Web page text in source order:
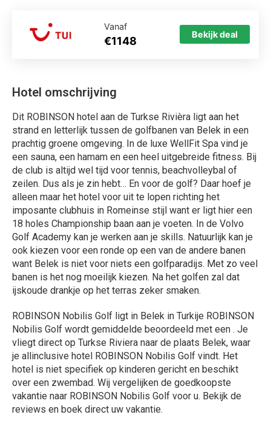
Hotel omschrijving
Dit ROBINSON hotel aan de Turkse Rivièra ligt aan het
strand en letterlijk tussen de golfbanen van Belek in een
prachtig groene omgeving. In de luxe WellFit Spa vind je
een sauna, een hamam en een heel uitgebreide fitness. Bij
de club is altijd wel tijd voor tennis, beachvolleybal of
zeilen. Dus als je zin hebt… En voor de golf? Daar hoef je
alleen maar het hotel voor uit te lopen richting het
imposante clubhuis in Romeinse stijl want er ligt hier een
18 holes Championship baan aan je voeten. In de Volvo
Golf Academy kan je werken aan je skills. Natuurlijk kan je
ook kiezen voor een ronde op een van de andere banen
want Belek is niet voor niets een golfparadijs. Met zo veel
banen is het nog moeilijk kiezen. Na het golfen zal dat
ijskoude drankje op het terras zeker smaken.
ROBINSON Nobilis Golf ligt in Belek in Turkije ROBINSON
Nobilis Golf wordt gemiddelde beoordeeld met een . Je
vliegt direct op Turkse Riviera naar de plaats Belek, waar
je allinclusive hotel ROBINSON Nobilis Golf vindt. Het
hotel is niet specifiek op kinderen gericht en beschikt
over een zwembad. Wij vergelijken de goedkoopste
vakantie naar ROBINSON Nobilis Golf voor u. Bekijk de
reviews en boek direct uw vakantie.
Vanaf
€1148 Bekijk deal